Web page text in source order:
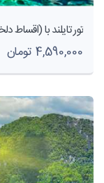
4,590,000 تومان